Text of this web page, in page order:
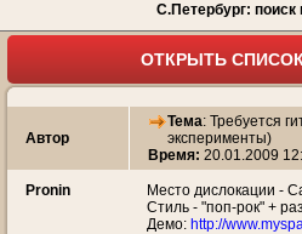
С.Петербург: поиск
ОТКРЫТЬ
Автор
Тема: Требуется
эксперименты)
Время: 20.01.2009
Pronin
Место дислокации -
Стиль - "поп-рок" +
Демо: http://